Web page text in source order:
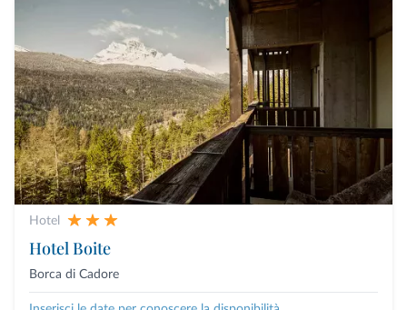
Hotel
Hotel Boite
Borca di Cadore